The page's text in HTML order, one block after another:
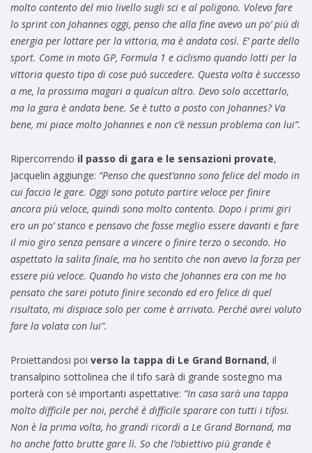
molto contento del mio livello sugli sci e al poligono. Volevo fare
lo sprint con Johannes oggi, penso che alla fine avevo un po’ più di
energia per lottare per la vittoria, ma è andata così. E’ parte dello
sport. Come in moto GP, Formula 1 e ciclismo quando lotti per la
vittoria questo tipo di cose può succedere. Questa volta è successo
a me, la prossima magari a qualcun altro. Devo solo accettarlo,
ma la gara è andata bene. Se è tutto a posto con Johannes? Va
bene, mi piace molto Johannes e non c’è nessun problema con lui”.
Ripercorrendo il passo di gara e le sensazioni provate,
Jacquelin aggiunge: “Penso che quest’anno sono felice del modo in
cui faccio le gare. Oggi sono potuto partire veloce per finire
ancora più veloce, quindi sono molto contento. Dopo i primi giri
ero un po’ stanco e pensavo che fosse meglio essere davanti e fare
il mio giro senza pensare a vincere o finire terzo o secondo. Ho
aspettato la salita finale, ma ho sentito che non avevo la forza per
essere più veloce. Quando ho visto che Johannes era con me ho
pensato che sarei potuto finire secondo ed ero felice di quel
risultato, mi dispiace solo per come è arrivato. Perché avrei voluto
fare la volata con lui”.
Proiettandosi poi verso la tappa di Le Grand Bornand, il
transalpino sottolinea che il tifo sarà di grande sostegno ma
porterà con sé importanti aspettative: “In casa sarà una tappa
molto difficile per noi, perché è difficile sparare con tutti i tifosi.
Non è la prima volta, ho grandi ricordi a Le Grand Bornand, ma
ho anche fatto brutte gare lì. So che l’obiettivo più grande è